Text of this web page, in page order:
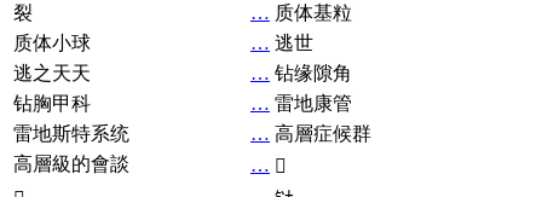
裂
… 质体基粒
质体小球
… 逃世
逃之天天
… 钻缘隙角
钻胸甲科
… 雷地康管
雷地斯特系统
… 高層症候群
高層級的會談
… 𧘞